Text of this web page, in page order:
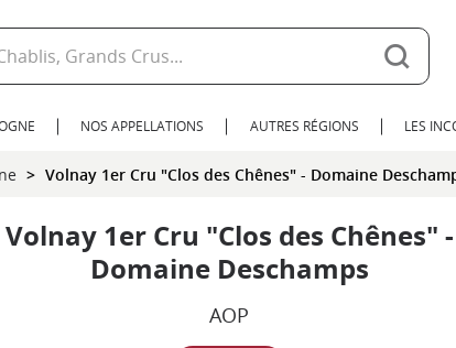
NOS APPELLATIONS AUTRES RÉGIONS LES
Volnay 1er Cru "Clos des Chênes" - Domaine
Volnay 1er Cru "Clos des Chênes" -
Domaine Deschamps
AOP